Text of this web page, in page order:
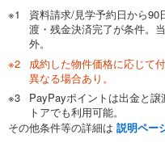
0万円
自己資金から住宅購入に
い。一般的には物件価格
閉じる
ボーナス
資料請求/見学予約日から90
渡・残金決済完了が条件。
外。
成約した物件価格に応じて
異なる場合あり。
PayPayポイントは出金と
トアでも利用可能。
その他条件等の詳細は 説明ペー